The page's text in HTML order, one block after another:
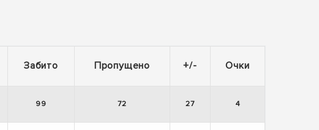
Забито Пропущено +/- Очки
99 72 27 4